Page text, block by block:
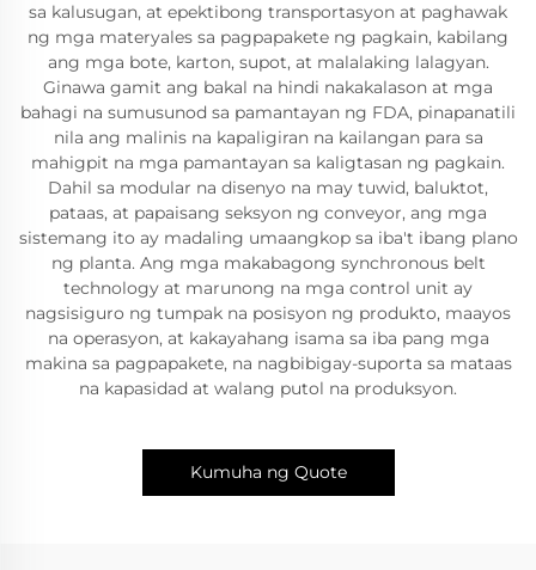
sa kalusugan, at epektibong transportasyon at paghawak
ng mga materyales sa pagpapakete ng pagkain, kabilang
ang mga bote, karton, supot, at malalaking lalagyan.
Ginawa gamit ang bakal na hindi nakakalason at mga
bahagi na sumusunod sa pamantayan ng FDA, pinapanatili
nila ang malinis na kapaligiran na kailangan para sa
mahigpit na mga pamantayan sa kaligtasan ng pagkain.
Dahil sa modular na disenyo na may tuwid, baluktot,
pataas, at papaisang seksyon ng conveyor, ang mga
sistemang ito ay madaling umaangkop sa iba't ibang plano
ng planta. Ang mga makabagong synchronous belt
technology at marunong na mga control unit ay
nagsisiguro ng tumpak na posisyon ng produkto, maayos
na operasyon, at kakayahang isama sa iba pang mga
makina sa pagpapakete, na nagbibigay-suporta sa mataas
na kapasidad at walang putol na produksyon.
Kumuha ng Quote